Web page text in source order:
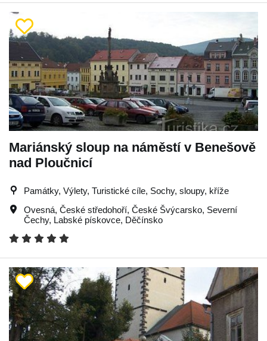
Mariánský sloup na náměstí v Benešově
nad Ploučnicí
Památky, Výlety, Turistické cíle, Sochy, sloupy, kříže
Ovesná, České středohoří, České Švýcarsko, Severní
Čechy, Labské pískovce, Děčínsko